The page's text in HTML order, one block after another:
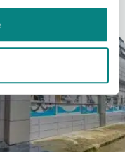
aderenta buna
de alunecare.
in conditii de
utilizare zilnica,